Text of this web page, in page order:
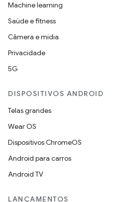
Machine learning
Saúde e fitness
Câmera e mídia
Privacidade
5G
DISPOSITIVOS ANDROID
Telas grandes
Wear OS
Dispositivos ChromeOS
Android para carros
Android TV
LANÇAMENTOS